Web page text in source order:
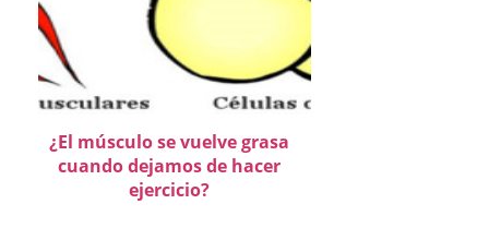
¿El músculo se vuelve grasa
cuando dejamos de hacer
ejercicio?